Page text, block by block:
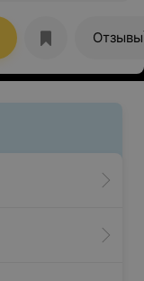
Отзывы